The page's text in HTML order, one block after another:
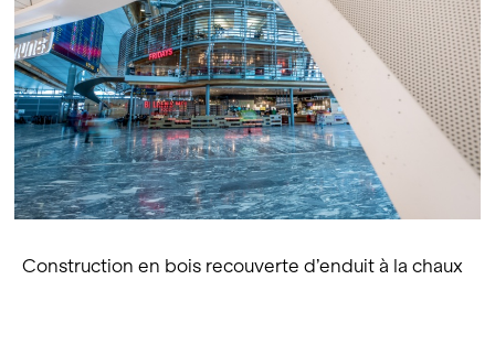
Construction en bois recouverte d’enduit à la chaux